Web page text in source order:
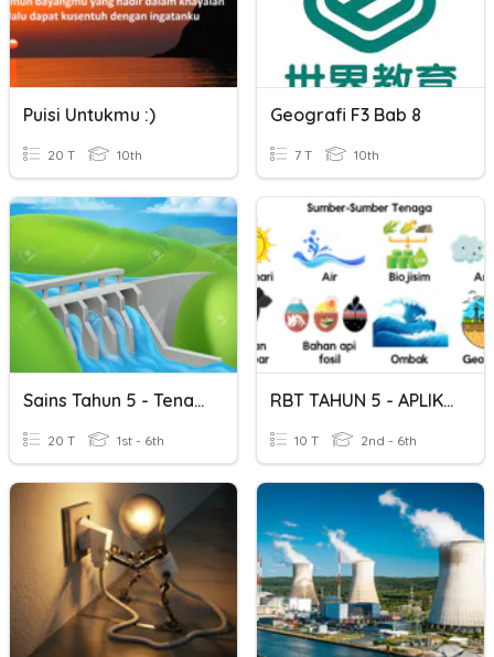
Puisi Untukmu :)
20 T 10th
Geografi F3 Bab 8
7 T 10th
Sains Tahun 5 - Tenaga
20 T 1st - 6th
RBT TAHUN 5 - APLIKASI REKA BENTUK TEKNOLOGI KEJURUTERAAN
10 T 2nd - 6th